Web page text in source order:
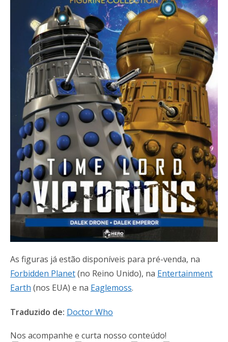
As figuras já estão disponíveis para pré-venda, na
Forbidden Planet(no Reino Unido), na Entertainment
Earth (nos EUA) e na Eaglemoss.
Traduzido de: Doctor Who
Nos acompanhe e curta nosso conteúdo!